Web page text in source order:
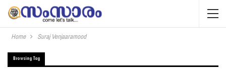
Home Suraj Venjaaramood
Browsing Tag